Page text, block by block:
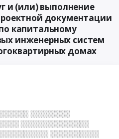
и (или) выполнение
документации
капитальному
инженерных систем
домах
░░░░░░░░
░░░░░░░░░░░░░░
░░░░░░░░░░